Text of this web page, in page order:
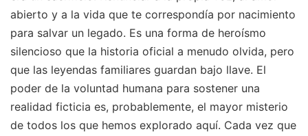
abierto y a la vida que te correspondía por nacimiento
para salvar un legado. Es una forma de heroísmo
silencioso que la historia oficial a menudo olvida, pero
que las leyendas familiares guardan bajo llave. El
poder de la voluntad humana para sostener una
realidad ficticia es, probablemente, el mayor misterio
de todos los que hemos explorado aquí. Cada vez que